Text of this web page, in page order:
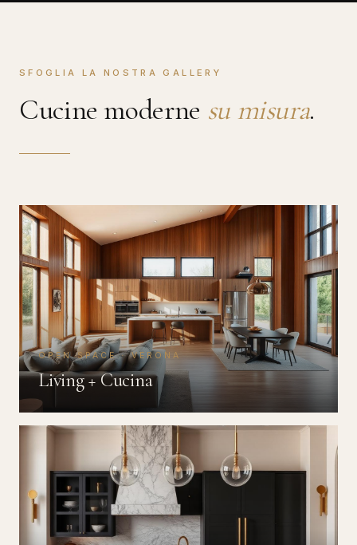
SFOGLIA LA NOSTRA GALLERY
Cucine moderne su misura.
OPEN SPACE · VERONA
Living + Cucina